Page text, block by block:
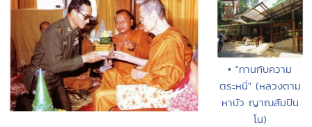
• "ทานกับความ
ตระหนี่" (หลวงตาม
หาบัว ญาณสัมปัน
โน)